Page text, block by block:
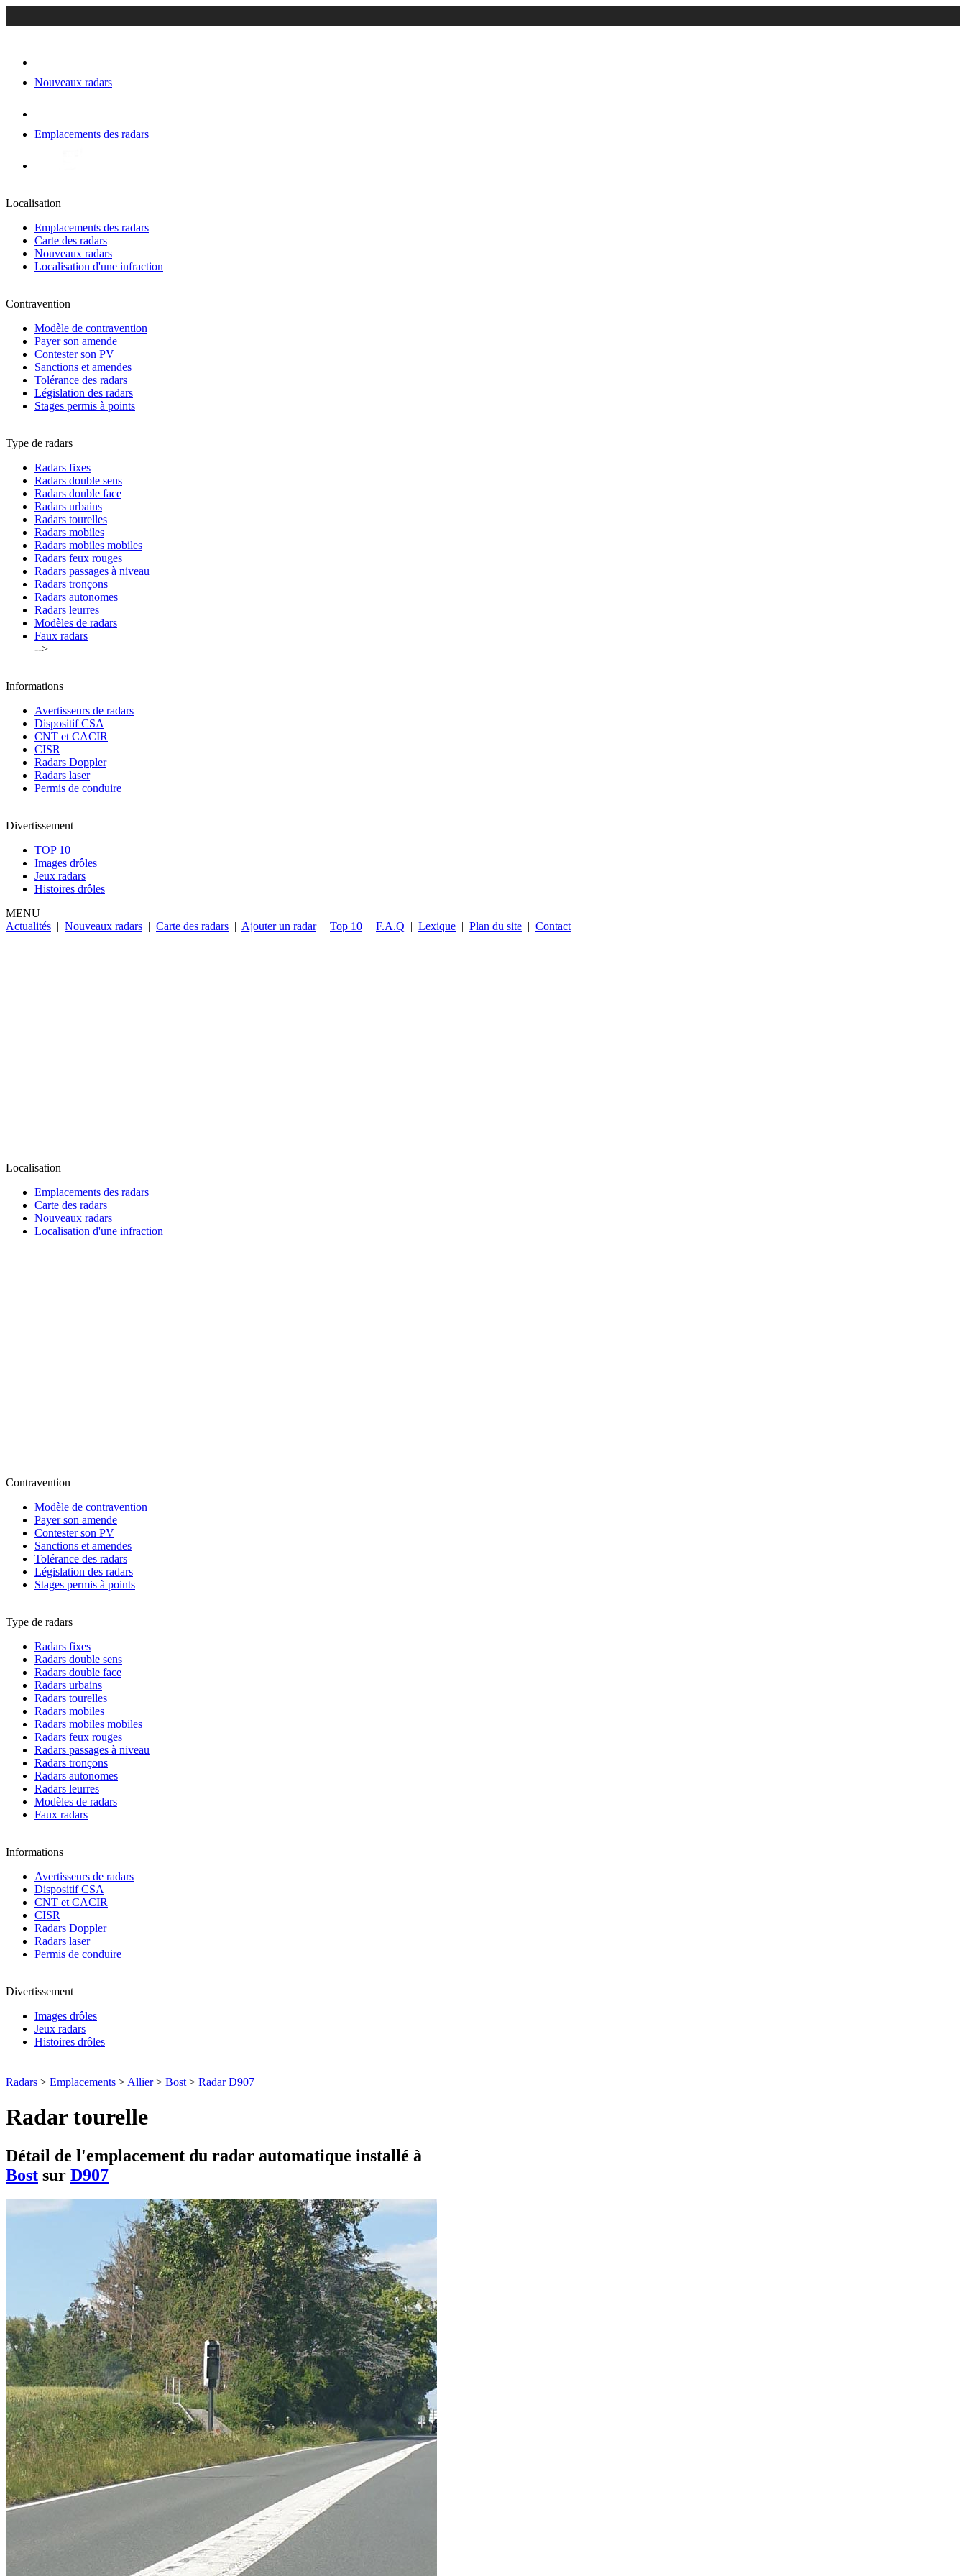
Nouveaux radars
Emplacements des radars
Localisation
Emplacements des radars
Carte des radars
Nouveaux radars
Localisation d'une infraction
Contravention
Modèle de contravention
Payer son amende
Contester son PV
Sanctions et amendes
Tolérance des radars
Législation des radars
Stages permis à points
Type de radars
Radars fixes
Radars double sens
Radars double face
Radars urbains
Radars tourelles
Radars mobiles
Radars mobiles mobiles
Radars feux rouges
Radars passages à niveau
Radars tronçons
Radars autonomes
Radars leurres
Modèles de radars
Faux radars
-->
Informations
Avertisseurs de radars
Dispositif CSA
CNT et CACIR
CISR
Radars Doppler
Radars laser
Permis de conduire
Divertissement
TOP 10
Images drôles
Jeux radars
Histoires drôles
MENU
Actualités | Nouveaux radars | Carte des radars | Ajouter un radar | Top 10 | F.A.Q | Lexique | Plan du site | Contact
Localisation
Emplacements des radars
Carte des radars
Nouveaux radars
Localisation d'une infraction
Contravention
Modèle de contravention
Payer son amende
Contester son PV
Sanctions et amendes
Tolérance des radars
Législation des radars
Stages permis à points
Type de radars
Radars fixes
Radars double sens
Radars double face
Radars urbains
Radars tourelles
Radars mobiles
Radars mobiles mobiles
Radars feux rouges
Radars passages à niveau
Radars tronçons
Radars autonomes
Radars leurres
Modèles de radars
Faux radars
Informations
Avertisseurs de radars
Dispositif CSA
CNT et CACIR
CISR
Radars Doppler
Radars laser
Permis de conduire
Divertissement
Images drôles
Jeux radars
Histoires drôles
Radars > Emplacements > Allier> Bost > Radar D907
Radar tourelle
Détail de l'emplacement du radar automatique installé à
Bost sur D907